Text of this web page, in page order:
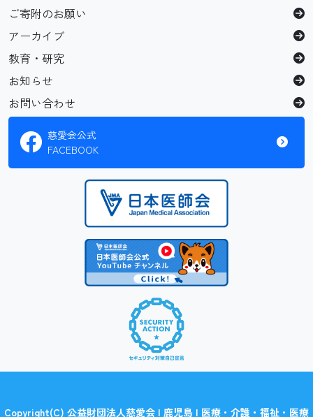
ご寄附のお願い
アーカイブ
教育・研究
お知らせ
お問い合わせ
慈愛会公式
FACEBOOK
Copyright(C) 公益財団法人慈愛会 | 鹿児島 | 医療・介護・福祉・医療